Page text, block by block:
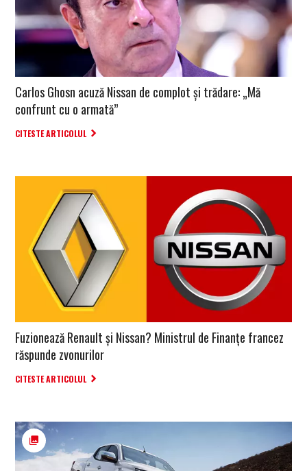
Carlos Ghosn acuză Nissan de complot și trădare: „Mă
confrunt cu o armată”
CITESTE ARTICOLUL
Fuzionează Renault și Nissan? Ministrul de Finanțe francez
răspunde zvonurilor
CITESTE ARTICOLUL